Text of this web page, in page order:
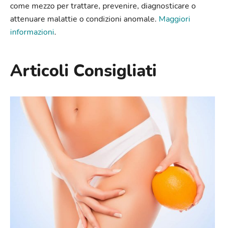
come mezzo per trattare, prevenire, diagnosticare o
attenuare malattie o condizioni anomale. Maggiori
informazioni.
Articoli Consigliati